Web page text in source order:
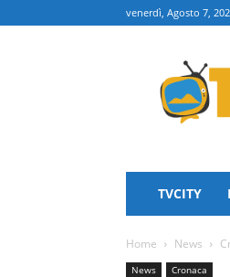
venerdì, Agosto 7,
TVCITY
TVCITY
Home News
News Cronaca